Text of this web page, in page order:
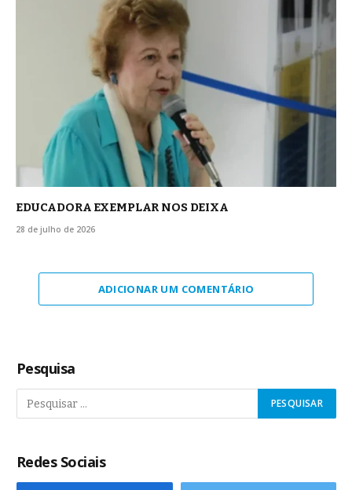
EDUCADORA EXEMPLAR NOS DEIXA
28 de julho de 2026
ADICIONAR UM COMENTÁRIO
Pesquisa
Redes Sociais